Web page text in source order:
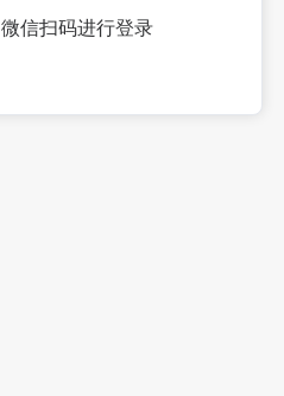
微信扫码进行登录